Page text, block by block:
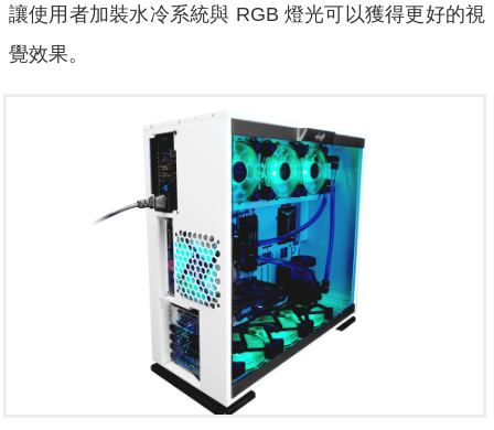
讓使用者加裝水冷系統與 RGB 燈光可以獲得更好的視
覺效果。